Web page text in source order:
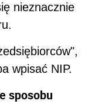
nieznacznie
wpisać NIP.
sposobu